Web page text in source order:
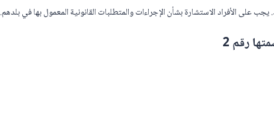
الأفراد الاستشارة بشأن الإجراءات والمتطلبات القانونية المعمول بها في بلدهم.
رقم 2